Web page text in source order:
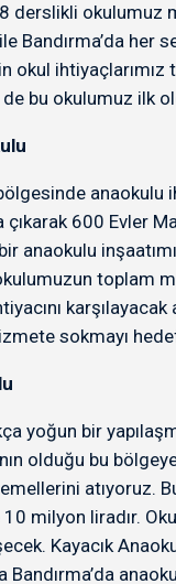
derslikli okulumuz
Bandırma’da her
okul ihtiyaçlarımız
de bu okulumuz ilk
anaokulu
600 Evler
anaokulu
toplam
sokmayı
yoğun bir
olduğu bu
atıyoruz.
10 milyon liradır.
Kayacık